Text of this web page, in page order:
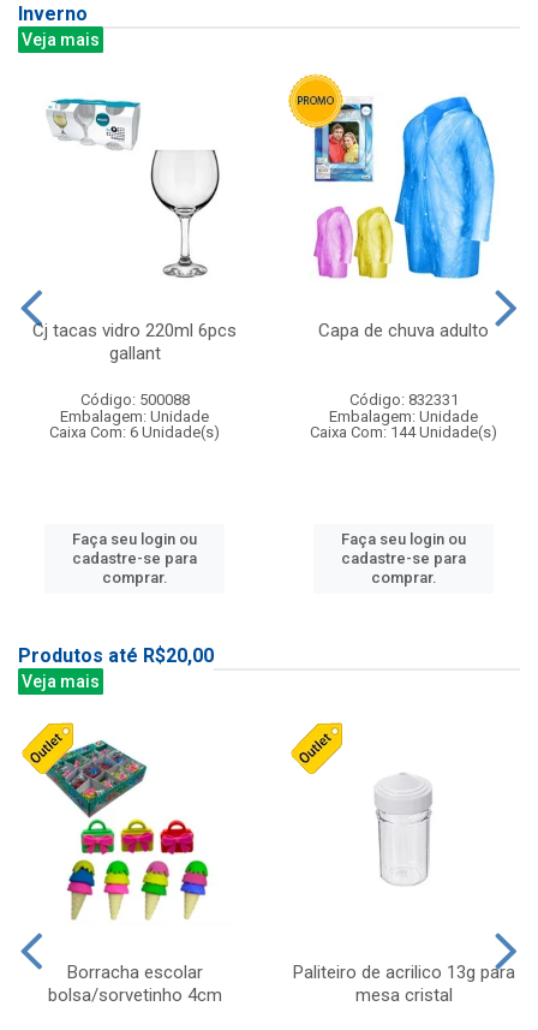
Inverno
Veja mais
Cj tacas vidro 220ml 6pcs
gallant
Código: 500088
Embalagem: Unidade
Caixa Com: 6 Unidade(s)
Faça seu login ou
cadastre-se para
comprar.
Capa de chuva adulto
Código: 832331
Embalagem: Unidade
Caixa Com: 144 Unidade(s)
Faça seu login ou
cadastre-se para
comprar.
Produtos até R$20,00
Veja mais
Borracha escolar
bolsa/sorvetinho 4cm
Paliteiro de acrilico 13g para
mesa cristal